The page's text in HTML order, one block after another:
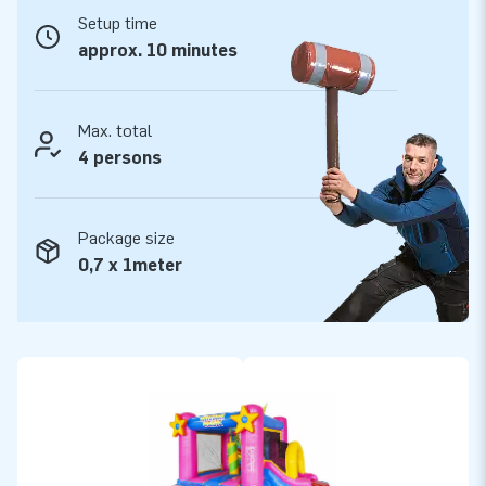
Setup time
approx. 10 minutes
Max. total
4 persons
Package size
0,7 x 1meter